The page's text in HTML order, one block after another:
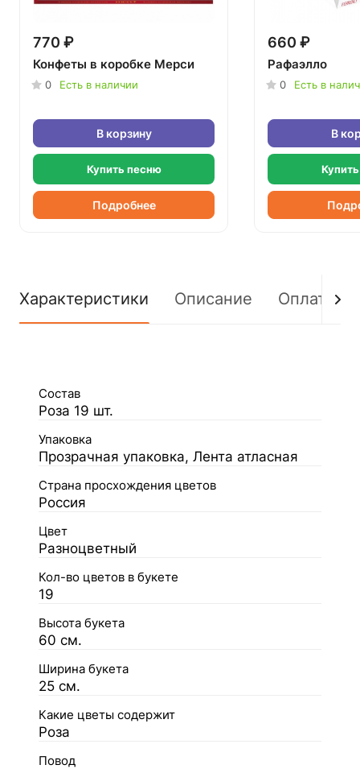
770 ₽
Конфеты в коробке Мерси
0 Есть в наличии
В корзину
Купить песню
Подробнее
660 ₽
Рафаэлло
0 Есть в
В
Характеристики Описание Оплата
Состав
Роза 19 шт.
Упаковка
Прозрачная упаковка, Лента атласная
Страна просхождения цветов
Россия
Цвет
Разноцветный
Кол-во цветов в букете
19
Высота букета
60 см.
Ширина букета
25 см.
Какие цветы содержит
Роза
Повод